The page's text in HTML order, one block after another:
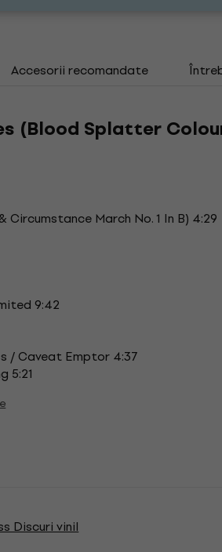
Accesorii recomandate
(Blood Splatter
March No. 1 In B) 4:29
9:42
/ Caveat Emptor 4:37
5:21
Discuri vinil